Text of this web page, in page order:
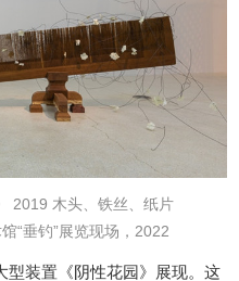
2019 木头、铁丝、纸片
“垂钓”展览现场，2022
型装置《阴性花园》展现。这